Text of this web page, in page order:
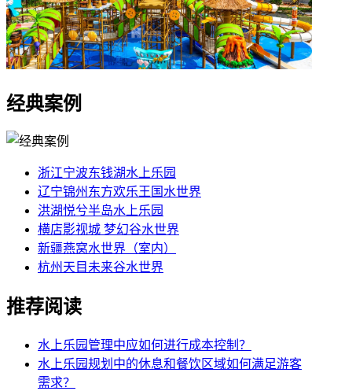
经典案例
浙江宁波东钱湖水上乐园
辽宁锦州东方欢乐王国水世界
洪湖悦兮半岛水上乐园
横店影视城 梦幻谷水世界
新疆燕窝水世界（室内）
杭州天目未来谷水世界
推荐阅读
水上乐园管理中应如何进行成本控制？
水上乐园规划中的休息和餐饮区域如何满足游客
需求？